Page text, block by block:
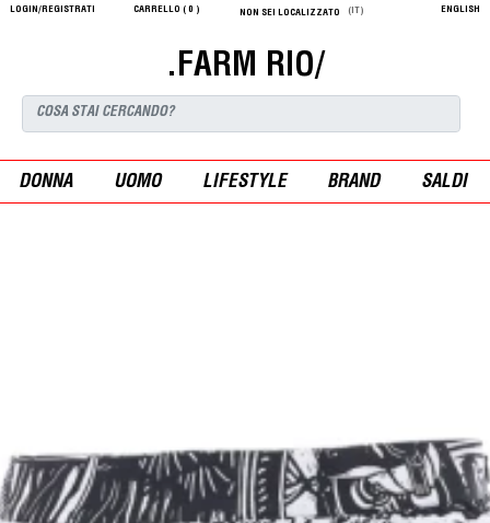
LOGIN/REGISTRATI CARRELLO ( 0 ) NON SEI LOCALIZZATO (IT) ENGLISH
.FARM RIO/
DONNA UOMO LIFESTYLE BRAND SALDI